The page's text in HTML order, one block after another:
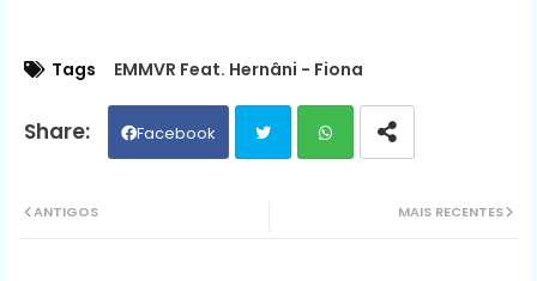
Tags EMMVR Feat. Hernâni - Fiona
Facebook
MAIS RECENTES
ANTIGOS